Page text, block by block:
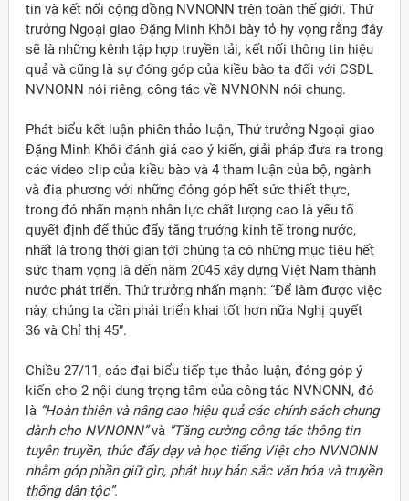
tin và kết nối cộng đồng NVNONN trên toàn thế giới. Thứ
trưởng Ngoại giao Đặng Minh Khôi bày tỏ hy vọng rằng đây
sẽ là những kênh tập hợp truyền tải, kết nối thông tin hiệu
quả và cũng là sự đóng góp của kiều bào ta đối với CSDL
NVNONN nói riêng, công tác về NVNONN nói chung.
Phát biểu kết luận phiên thảo luận, Thứ trưởng Ngoại giao
Đặng Minh Khôi đánh giá cao ý kiến, giải pháp đưa ra trong
các video clip của kiều bào và 4 tham luận của bộ, ngành
và điạ phương với những đóng góp hết sức thiết thực,
trong đó nhấn mạnh nhân lực chất lượng cao là yếu tố
quyết định để thúc đẩy tăng trưởng kinh tế trong nước,
nhất là trong thời gian tới chúng ta có những mục tiêu hết
sức tham vọng là đến năm 2045 xây dựng Việt Nam thành
nước phát triển. Thứ trưởng nhấn mạnh: “Để làm được việc
này, chúng ta cần phải triển khai tốt hơn nữa Nghị quyết
36 và Chỉ thị 45”.
Chiều 27/11, các đại biểu tiếp tục thảo luận, đóng góp ý
kiến cho 2 nội dung trọng tâm của công tác NVNONN, đó
là “Hoàn thiện và nâng cao hiệu quả các chính sách chung
dành cho NVNONN”và “Tăng cường công tác thông tin
tuyên truyền, thúc đẩy dạy và học tiếng Việt cho NVNONN
nhằm góp phần giữ gìn, phát huy bản sắc văn hóa và truyền
thống dân tộc”.